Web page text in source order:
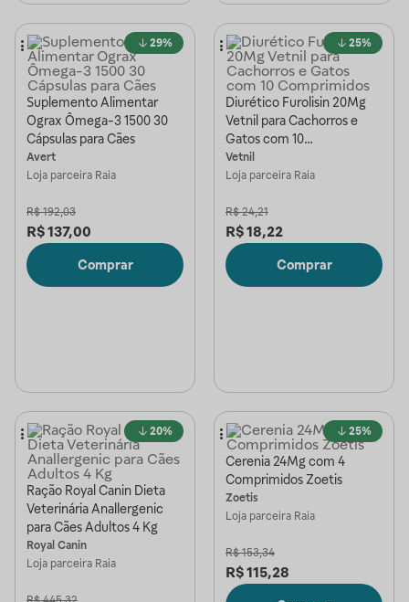
29%
Suplemento Alimentar
Ograx Ômega-3 1500 30
Cápsulas para Cães
Avert
Loja parceira Raia
R$ 192,03
R$137,00
Comprar
25%
Diurético Furolisin 20Mg
Vetnil para Cachorros e
Gatos com 10
Comprimidos
Vetnil
Loja parceira Raia
R$ 24,21
R$18,22
Comprar
20%
Ração Royal Canin Dieta
Veterinária Anallergenic
para Cães Adultos 4 Kg
Royal Canin
Loja parceira Raia
25%
Cerenia 24Mg com 4
Comprimidos Zoetis
Zoetis
Loja parceira Raia
R$ 153,34
R$115,28